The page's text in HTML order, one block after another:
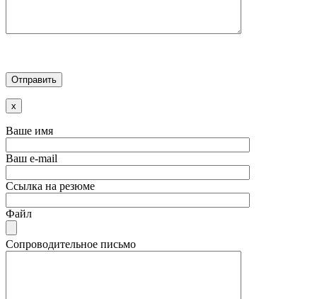
x
Ваше имя
Ваш e-mail
Ссылка на резюме
Файл
Сопроводительное письмо